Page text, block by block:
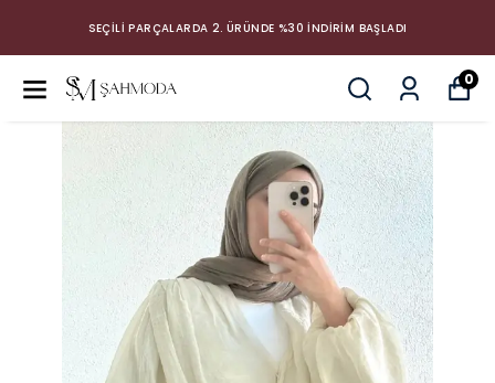
SEÇİLİ PARÇALARDA 2. ÜRÜNDE %30 İNDİRİM BAŞLADI
0